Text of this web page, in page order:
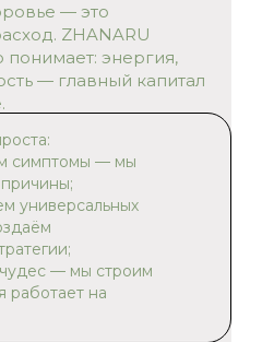
— это
ZHANARU
понимает: энергия,
— главный капитал
симптомы — мы
универсальных
— мы строим
работает на